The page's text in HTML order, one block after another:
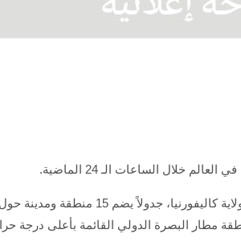
خلال الساعات الـ 24 الماضية.
وأظهرت بيانات نشرتها محطة "بلاسيرفيل" الأمريكية في